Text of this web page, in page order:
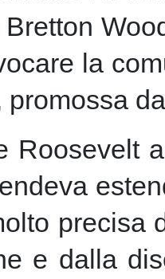
la
promossa
Roosevelt
precisa
e dalla